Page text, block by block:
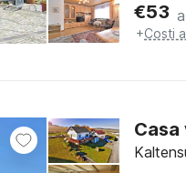
€53
+Costi
Casa